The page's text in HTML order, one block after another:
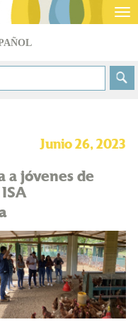
Junio 26, 2023
a jóvenes de